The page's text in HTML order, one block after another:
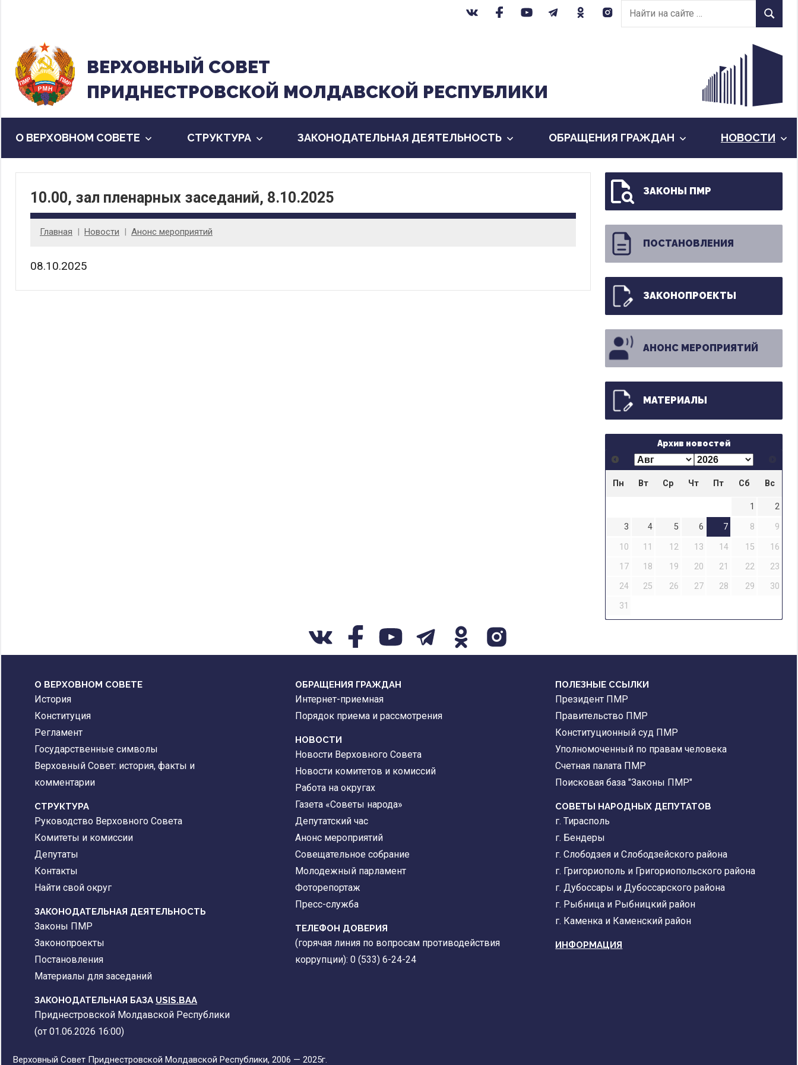
содержанию
Найти
на
Найти
ВЕРХОВНЫЙ CОВЕТ
ПРИДНЕСТРОВСКОЙ МОЛДАВСКОЙ РЕСПУБЛИКИ
О ВЕРХОВНОМ СОВЕТЕ CТРУКТУРА ЗАКОНОДАТЕЛЬНАЯ ДЕЯТЕЛЬНОСТЬ ОБРАЩЕНИЯ ГРАЖДАН НОВОСТИ
10.00, зал пленарных заседаний, 8.10.2025
Главная Новости Анонс мероприятий
08.10.2025
ЗАКОНЫ ПМР
ПОСТАНОВЛЕНИЯ
ЗАКОНОПРОЕКТЫ
АНОНС МЕРОПРИЯТИЙ
МАТЕРИАЛЫ
Архив новостей
Пн Вт Ср Чт Пт Сб Вс
1
2
3
4 5 6 7 8
9
10
11 12 13 14 15
16
17
18 19 20 21 22
23
24
25 26 27 28 29
30
31
О ВЕРХОВНОМ СОВЕТЕ
История
Конституция
Регламент
Государственные символы
Верховный Совет: история, факты и
комментарии
CТРУКТУРА
Руководство Верховного Совета
Комитеты и комиссии
Депутаты
Контакты
Найти свой округ
ЗАКОНОДАТЕЛЬНАЯ ДЕЯТЕЛЬНОСТЬ
Законы ПМР
Законопроекты
Постановления
Материалы для заседаний
ЗАКОНОДАТЕЛЬНАЯ БАЗА USIS.BAA
Приднестровской Молдавской Республики
(от 01.06.2026 16:00)
ОБРАЩЕНИЯ ГРАЖДАН
Интернет-приемная
Порядок приема и рассмотрения
НОВОСТИ
Новости Верховного Совета
Новости комитетов и комиссий
Работа на округах
Газета «Советы народа»
Депутатский час
Анонс мероприятий
Совещательное собрание
Молодежный парламент
Фоторепортаж
Пресс-служба
ТЕЛЕФОН ДОВЕРИЯ
(горячая линия по вопросам противодействия
коррупции): 0 (533) 6-24-24
ПОЛЕЗНЫЕ ССЫЛКИ
Президент ПМР
Правительство ПМР
Конституционный суд ПМР
Уполномоченный по правам человека
Счетная палата ПМР
Поисковая база "Законы ПМР"
СОВЕТЫ НАРОДНЫХ ДЕПУТАТОВ
г. Тирасполь
г. Бендеры
г. Слободзея и Слободзейского района
г. Григориополь и Григориопольского района
г. Дубоссары и Дубоссарского района
г. Рыбница и Рыбницкий район
г. Каменка и Каменский район
ИНФОРМАЦИЯ
Верховный Совет Приднестровской Молдавской Республики, 2006 — 2025г.